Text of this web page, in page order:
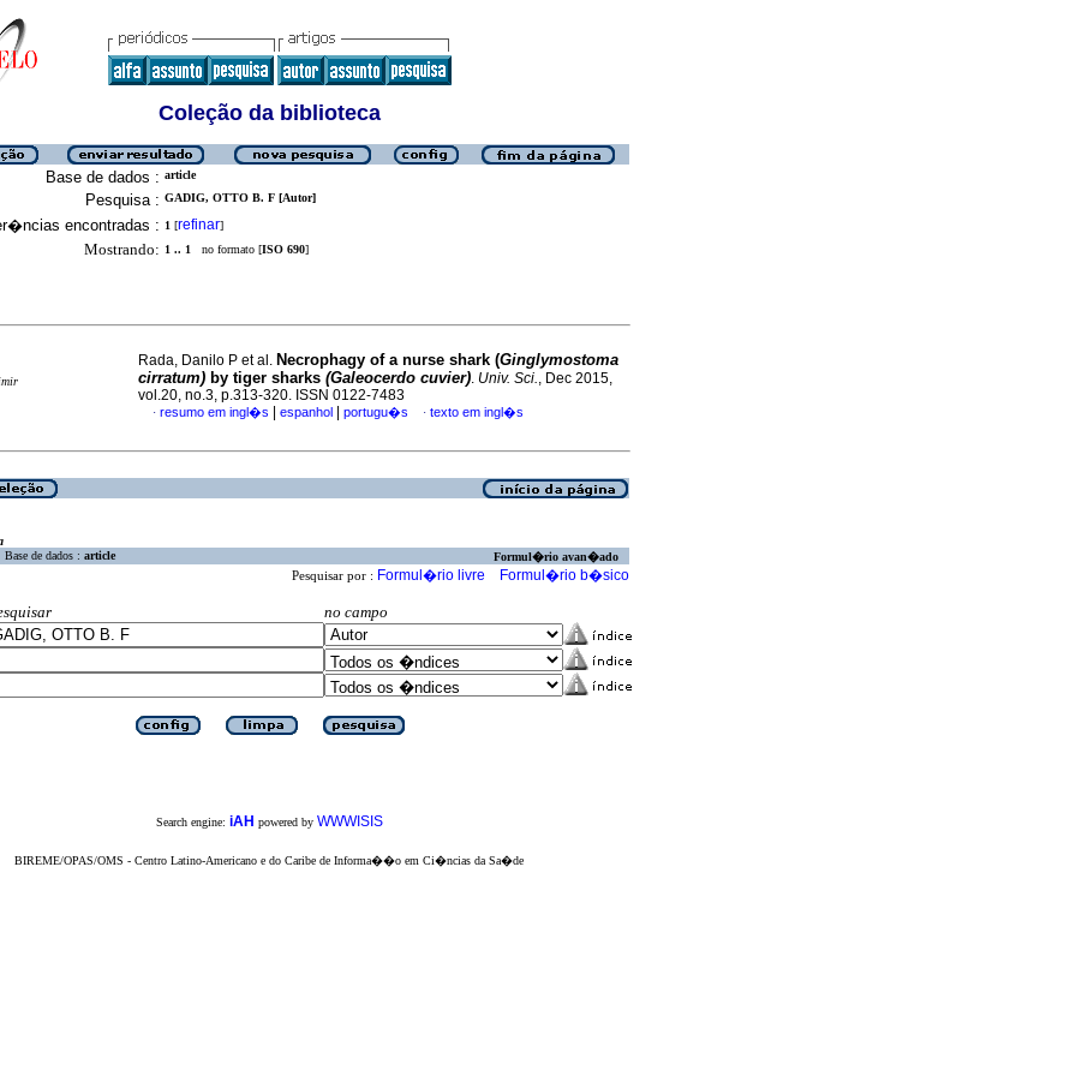
Coleção da biblioteca
Base de dados : article
Pesquisa : GADIG, OTTO B. F [Autor]
encontradas : 1 [refinar]
Mostrando: 1 .. 1 no formato [ISO 690]
Rada, Danilo P et al. Necrophagy of a nurse shark (Ginglymostoma
cirratum) by tiger sharks (Galeocerdo cuvier). Univ. Sci., Dec 2015,
vol.20, no.3, p.313-320. ISSN 0122-7483
· resumo em ingl�s espanhol portugu�s · texto em ingl�s
Base de dados : article Formul�rio avan�ado
Pesquisar por : Formul�rio livre Formul�rio b�sico
no campo
Search engine: iAH powered by WWWISIS
BIREME/OPAS/OMS - Centro Latino-Americano e do Caribe de Informa��o em Ci�ncias da Sa�de